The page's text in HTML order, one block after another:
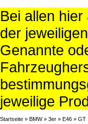
Bei allen
der
Genannte
jeweilige
Startseite » BMW» 3er » E46 » GT